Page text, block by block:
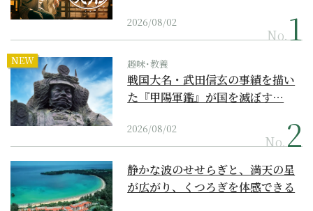
2026/08/02
No.
NEW 趣味･教養
戦国大名・武田信玄の事績を描い
た『甲陽軍鑑』が国を滅ぼす…
2026/08/02
No.
静かな波のせせらぎと、満天の星
が広がり、くつろぎを体感できる